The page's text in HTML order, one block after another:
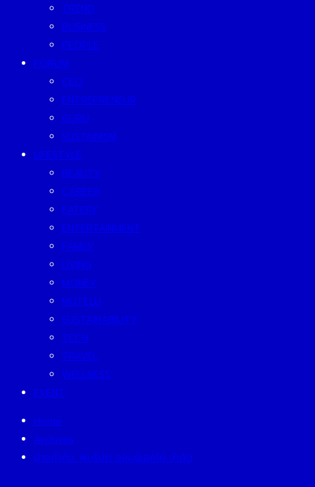
TREND
BUSINESS
PEOPLE
FORUM
CEO
ENTREPRENEUR
GURU
SUSTAINISM
LIFESTYLE
BEAUTY
CAREER
EATERY
ENTERTAINMENT
FAMILY
LIVING
MONEY
MUTELU
SUSTAINABILITY
TECH
TRAVEL
WELLNESS
EVENT
Home
Archives
ป้ายกำกับ: #บริษัท ออมนิเอคโค่ จำกัด